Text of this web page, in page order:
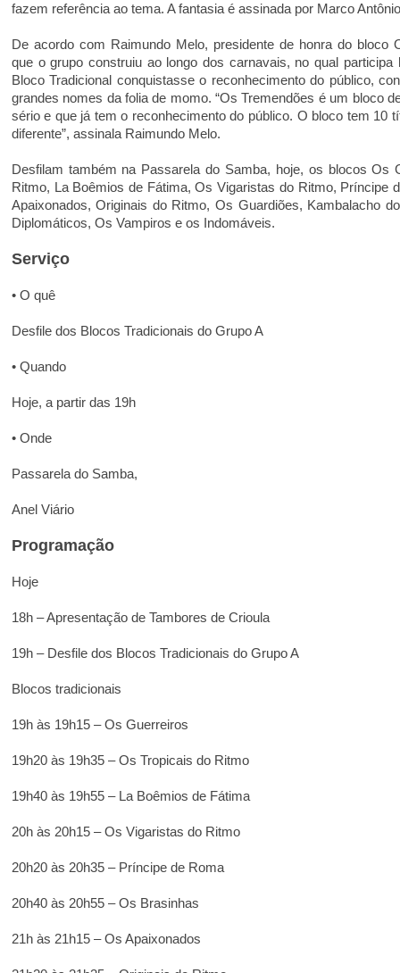
fazem referência ao tema. A fantasia é assinada por Marco
De acordo com Raimundo Melo, presidente de honra do bloco
que o grupo construiu ao longo dos carnavais, no qual
Bloco Tradicional conquistasse o reconhecimento do público,
grandes nomes da folia de momo. “Os Tremendões é um bloco
sério e que já tem o reconhecimento do público. O bloco tem 10
diferente”, assinala Raimundo Melo.
Desfilam também na Passarela do Samba, hoje, os blocos Os
Ritmo, La Boêmios de Fátima, Os Vigaristas do Ritmo, Príncipe
Apaixonados, Originais do Ritmo, Os Guardiões, Kambalacho
Diplomáticos, Os Vampiros e os Indomáveis.
Serviço
• O quê
Desfile dos Blocos Tradicionais do Grupo A
• Quando
Hoje, a partir das 19h
• Onde
Passarela do Samba,
Anel Viário
Programação
Hoje
18h – Apresentação de Tambores de Crioula
19h – Desfile dos Blocos Tradicionais do Grupo A
Blocos tradicionais
19h às 19h15 – Os Guerreiros
19h20 às 19h35 – Os Tropicais do Ritmo
19h40 às 19h55 – La Boêmios de Fátima
20h às 20h15 – Os Vigaristas do Ritmo
20h20 às 20h35 – Príncipe de Roma
20h40 às 20h55 – Os Brasinhas
21h às 21h15 – Os Apaixonados